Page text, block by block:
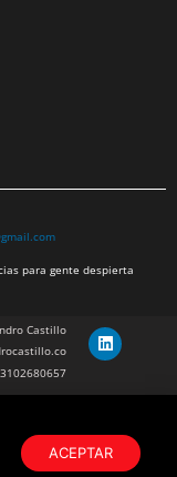
para gente despierta
Castillo
Verano
308 9218ACEPTAR